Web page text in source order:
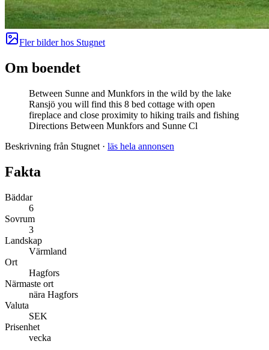
Fler bilder hos Stugnet
Om boendet
Between Sunne and Munkfors in the wild by the lake
Ransjö you will find this 8 bed cottage with open
fireplace and close proximity to hiking trails and fishing
Directions Between Munkfors and Sunne Cl
Beskrivning från Stugnet · läs hela annonsen
Fakta
Bäddar
6
Sovrum
3
Landskap
Värmland
Ort
Hagfors
Närmaste ort
nära Hagfors
Valuta
SEK
Prisenhet
vecka